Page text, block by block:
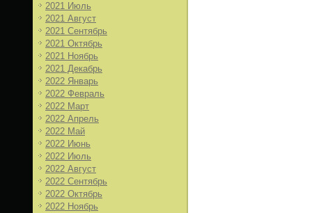
2021 Июль
2021 Август
2021 Сентябрь
2021 Октябрь
2021 Ноябрь
2021 Декабрь
2022 Январь
2022 Февраль
2022 Март
2022 Апрель
2022 Май
2022 Июнь
2022 Июль
2022 Август
2022 Сентябрь
2022 Октябрь
2022 Ноябрь